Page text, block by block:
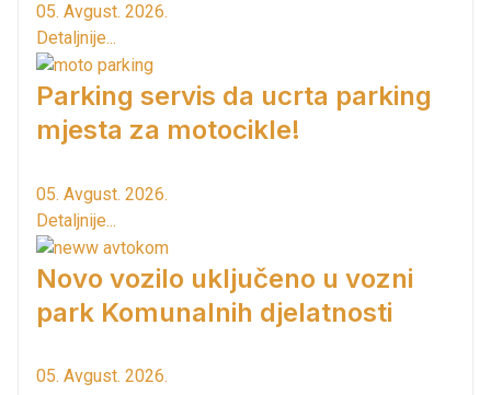
05. Avgust. 2026.
Detaljnije...
Parking servis da ucrta parking
mjesta za motocikle!
05. Avgust. 2026.
Detaljnije...
Novo vozilo uključeno u vozni
park Komunalnih djelatnosti
05. Avgust. 2026.